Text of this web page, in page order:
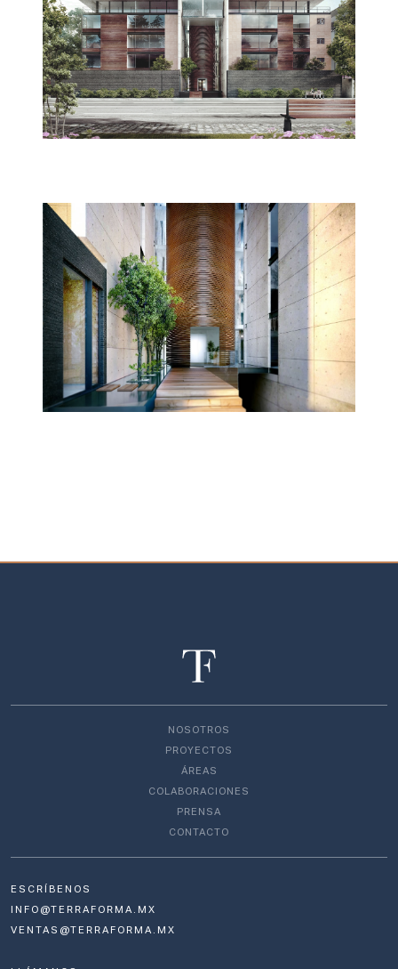
NOSOTROS
PROYECTOS
ÁREAS
COLABORACIONES
PRENSA
CONTACTO
ESCRÍBENOS
INFO@TERRAFORMA.MX
VENTAS@TERRAFORMA.MX